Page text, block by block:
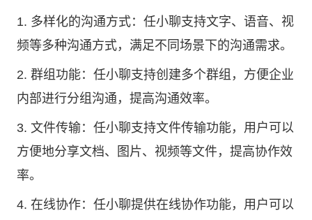
1. 多样化的沟通方式：任小聊支持文字、语音、视
频等多种沟通方式，满足不同场景下的沟通需求。
2. 群组功能：任小聊支持创建多个群组，方便企业
内部进行分组沟通，提高沟通效率。
3. 文件传输：任小聊支持文件传输功能，用户可以
方便地分享文档、图片、视频等文件，提高协作效
率。
4. 在线协作：任小聊提供在线协作功能，用户可以